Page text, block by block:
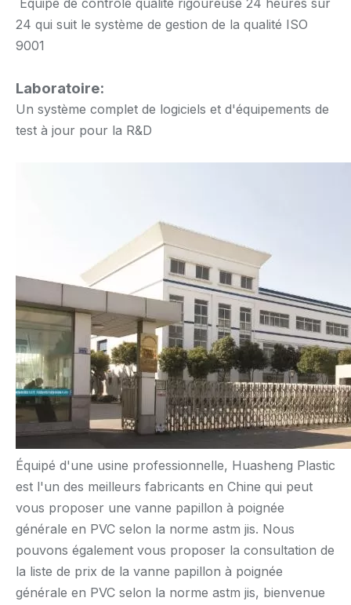
Équipe de contrôle qualité rigoureuse 24 heures sur
24 qui suit le système de gestion de la qualité ISO
9001
Laboratoire:
Un système complet de logiciels et d'équipements de
test à jour pour la R&D
Équipé d'une usine professionnelle, Huasheng Plastic
est l'un des meilleurs fabricants en Chine qui peut
vous proposer une vanne papillon à poignée
générale en PVC selon la norme astm jis. Nous
pouvons également vous proposer la consultation de
la liste de prix de la vanne papillon à poignée
générale en PVC selon la norme astm jis, bienvenue